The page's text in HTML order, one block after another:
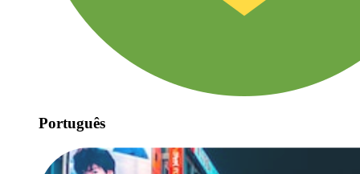
Português